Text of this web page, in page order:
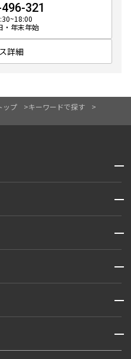
ップ
キーワードで探す
321
・年末年始
詳細
開閉
開閉
開閉
開閉
開閉
開閉